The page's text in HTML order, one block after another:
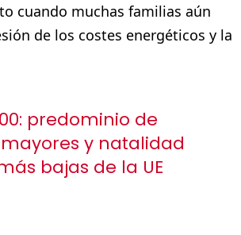
cuando muchas familias aún
de los costes energéticos y la
predominio de
y natalidad
bajas de la UE